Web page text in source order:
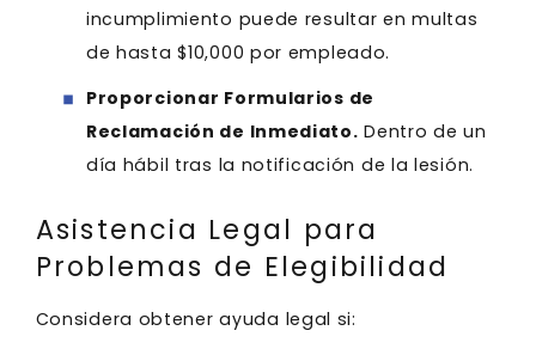
incumplimiento puede resultar en multas
de hasta $10,000 por empleado.
Proporcionar Formularios de
Reclamación de Inmediato. Dentro de un
día hábil tras la notificación de la lesión.
Asistencia Legal para
Problemas de Elegibilidad
Considera obtener ayuda legal si: